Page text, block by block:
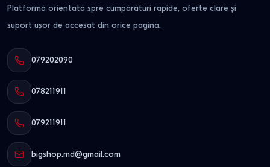
Platformă orientată spre cumpărături rapide, oferte clare și
suport ușor de accesat din orice pagină.
079202090
078211911
079211911
bigshop.md@gmail.com